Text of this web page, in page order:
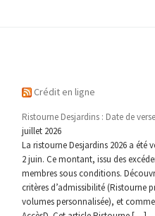
Crédit en ligne
Ristourne Desjardins : Date de
juillet 2026
La ristourne Desjardins 2026 a été
2 juin. Ce montant, issu des
membres sous conditions.
critères d’admissibilité (Ristourne
volumes personnalisée), et